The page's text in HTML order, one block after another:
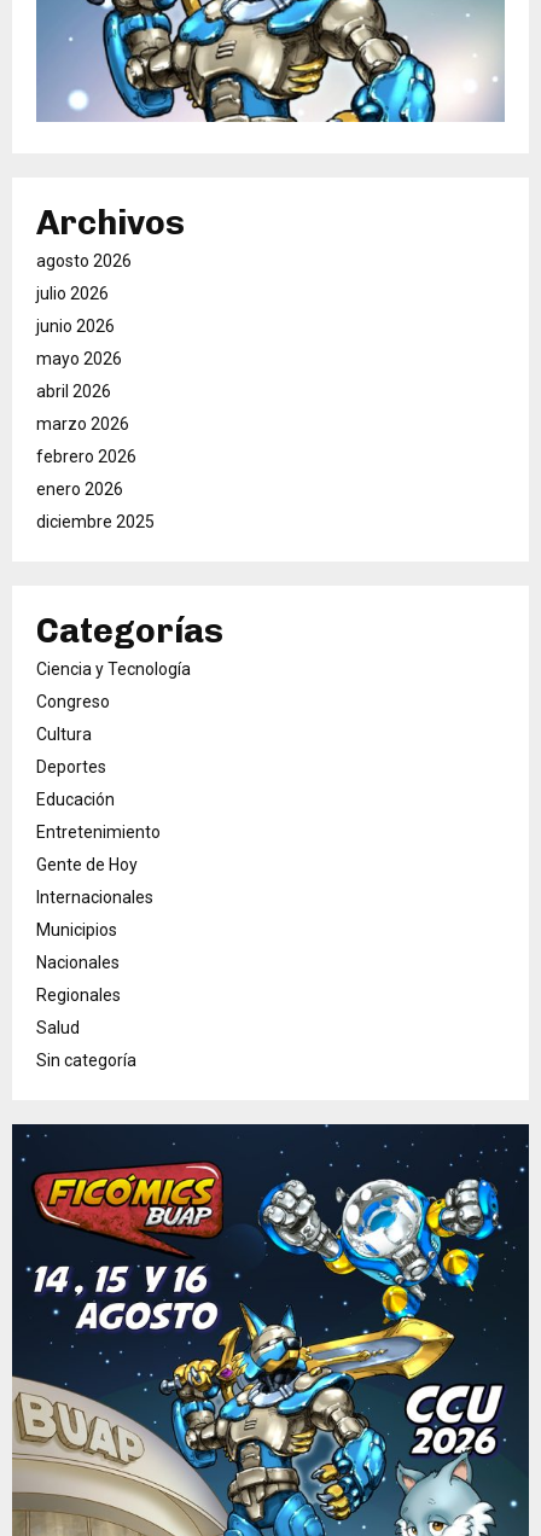
Archivos
agosto 2026
julio 2026
junio 2026
mayo 2026
abril 2026
marzo 2026
febrero 2026
enero 2026
diciembre 2025
Categorías
Ciencia y Tecnología
Congreso
Cultura
Deportes
Educación
Entretenimiento
Gente de Hoy
Internacionales
Municipios
Nacionales
Regionales
Salud
Sin categoría